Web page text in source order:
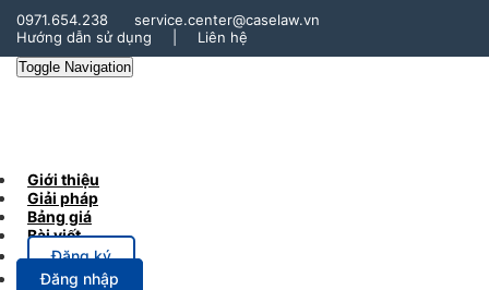
0971.654.238
service.center@caselaw.vn
Hướng dẫn sử dụng
Liên hệ
Toggle Navigation
Giới thiệu
Giải pháp
Bảng giá
Bài viết
Đăng ký
Đăng nhập